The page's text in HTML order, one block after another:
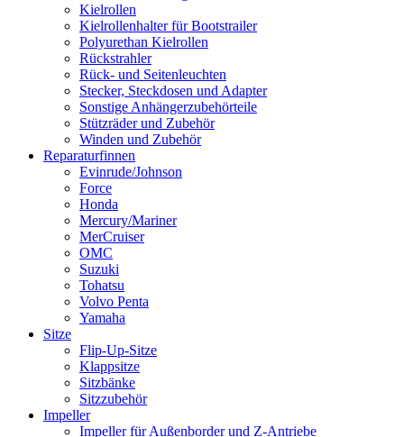
Kielrollen
Kielrollenhalter für Bootstrailer
Polyurethan Kielrollen
Rückstrahler
Rück- und Seitenleuchten
Stecker, Steckdosen und Adapter
Sonstige Anhängerzubehörteile
Stützräder und Zubehör
Winden und Zubehör
Reparaturfinnen
Evinrude/Johnson
Force
Honda
Mercury/Mariner
MerCruiser
OMC
Suzuki
Tohatsu
Volvo Penta
Yamaha
Sitze
Flip-Up-Sitze
Klappsitze
Sitzbänke
Sitzzubehör
Impeller
Impeller für Außenborder und Z-Antriebe